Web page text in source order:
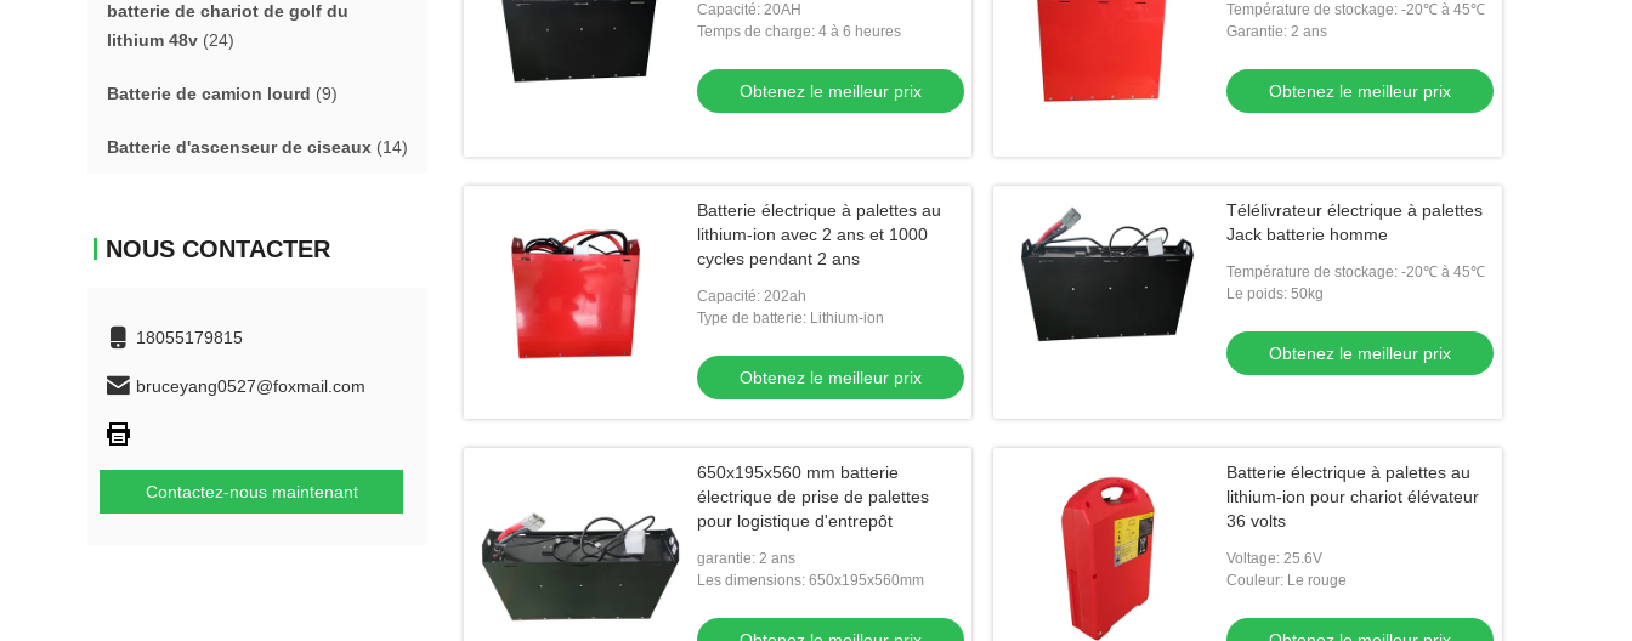
batterie de chariot de golf du
lithium 48v (24)
Batterie de camion lourd (9)
Batterie d'ascenseur de ciseaux (14)
NOUS CONTACTER
18055179815
bruceyang0527@foxmail.com
Contactez-nous maintenant
Capacité: 20AH
Temps de charge: 4 à 6 heures
Obtenez le meilleur prix
Température de stockage: -20℃ à 45℃
Garantie: 2 ans
Obtenez le meilleur prix
Batterie électrique à palettes au
lithium-ion avec 2 ans et 1000
cycles pendant 2 ans
Capacité: 202ah
Type de batterie: Lithium-ion
Obtenez le meilleur prix
Télélivrateur électrique à palettes
Jack batterie homme
Température de stockage: -20℃ à 45℃
Le poids: 50kg
Obtenez le meilleur prix
650x195x560 mm batterie
électrique de prise de palettes
pour logistique d'entrepôt
garantie: 2 ans
Les dimensions: 650x195x560mm
Batterie électrique à palettes au
lithium-ion pour chariot élévateur
36 volts
Voltage: 25.6V
Couleur: Le rouge